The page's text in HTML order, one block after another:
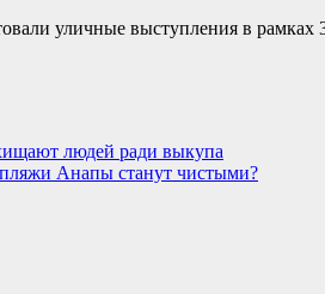
уличные выступления в
людей ради выкупа
Анапы станут чистыми?